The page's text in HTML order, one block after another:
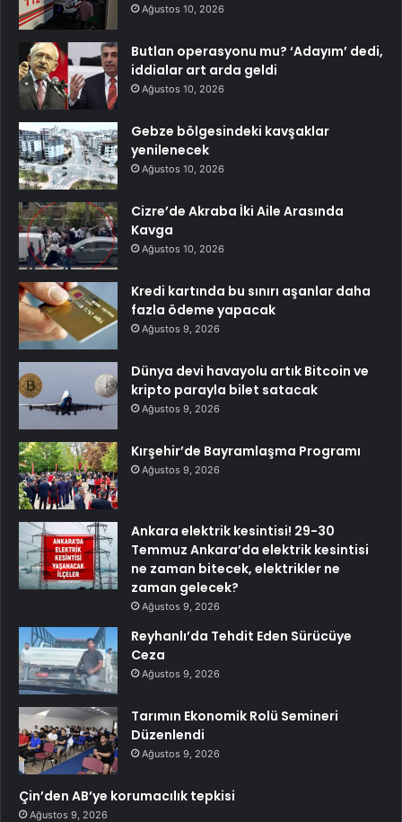
Ağustos 10, 2026
Butlan operasyonu mu? ‘Adayım’ dedi,
iddialar art arda geldi
Ağustos 10, 2026
Gebze bölgesindeki kavşaklar
yenilenecek
Ağustos 10, 2026
Cizre’de Akraba İki Aile Arasında
Kavga
Ağustos 10, 2026
Kredi kartında bu sınırı aşanlar daha
fazla ödeme yapacak
Ağustos 9, 2026
Dünya devi havayolu artık Bitcoin ve
kripto parayla bilet satacak
Ağustos 9, 2026
Kırşehir’de Bayramlaşma Programı
Ağustos 9, 2026
Ankara elektrik kesintisi! 29-30
Temmuz Ankara’da elektrik kesintisi
ne zaman bitecek, elektrikler ne
zaman gelecek?
Ağustos 9, 2026
Reyhanlı’da Tehdit Eden Sürücüye
Ceza
Ağustos 9, 2026
Tarımın Ekonomik Rolü Semineri
Düzenlendi
Ağustos 9, 2026
Çin’den AB’ye korumacılık tepkisi
Ağustos 9, 2026